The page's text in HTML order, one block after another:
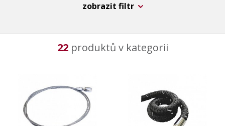
zahrazení prostoru na úřadech, letištích,
Každý sloupek disponuje pleteným lanem či ocelovým
lankem v délce 1 až 2 m. Sloupky jsou dostupné
zobrazit filtr
22produktů v kategorii